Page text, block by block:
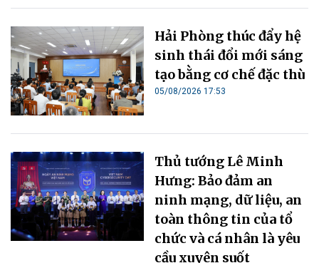
Hải Phòng thúc đẩy hệ
sinh thái đổi mới sáng
tạo bằng cơ chế đặc thù
05/08/2026 17:53
Thủ tướng Lê Minh
Hưng: Bảo đảm an
ninh mạng, dữ liệu, an
toàn thông tin của tổ
chức và cá nhân là yêu
cầu xuyên suốt